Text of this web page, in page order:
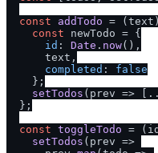
const
addTodo = ( text
const newTodo = {
id : Date . now(),
      text,
completed : false
    };
setTodos ( prev =>
  };
const toggleTodo = ( id
setTodos ( prev =>